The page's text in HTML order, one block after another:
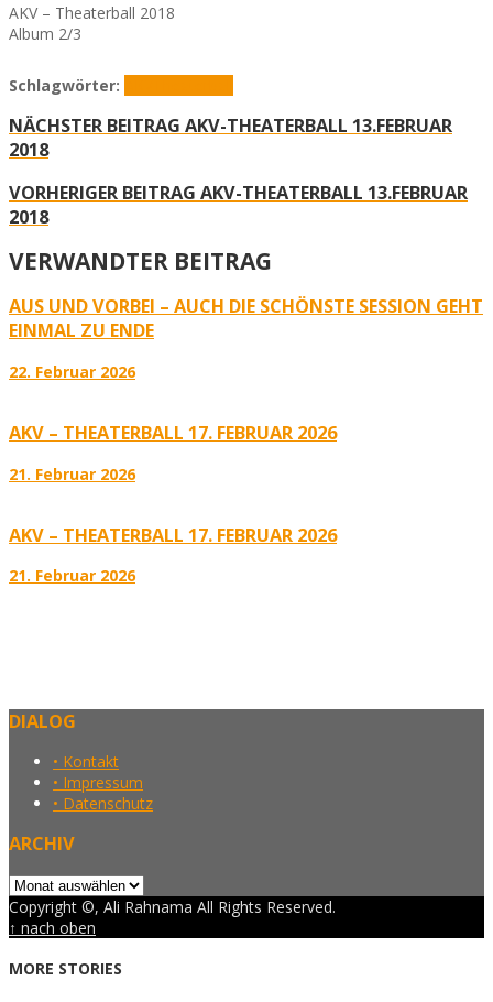
AKV – Theaterball 2018
Album 2/3
Schlagwörter:
NÄCHSTER BEITRAG AKV-THEATERBALL 13.FEBRUAR
2018
VORHERIGER BEITRAG AKV-THEATERBALL 13.FEBRUAR
2018
VERWANDTER BEITRAG
AUS UND VORBEI – AUCH DIE SCHÖNSTE SESSION GEHT
EINMAL ZU ENDE
22. Februar 2026
AKV – THEATERBALL 17. FEBRUAR 2026
21. Februar 2026
AKV – THEATERBALL 17. FEBRUAR 2026
21. Februar 2026
DIALOG
• Kontakt
• Impressum
• Datenschutz
ARCHIV
Archiv
Copyright ©, Ali Rahnama All Rights Reserved.
↑ nach oben
MORE STORIES